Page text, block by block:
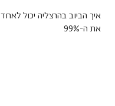
איך הביוב בהרצליה יכול לאחד
את ה-99%